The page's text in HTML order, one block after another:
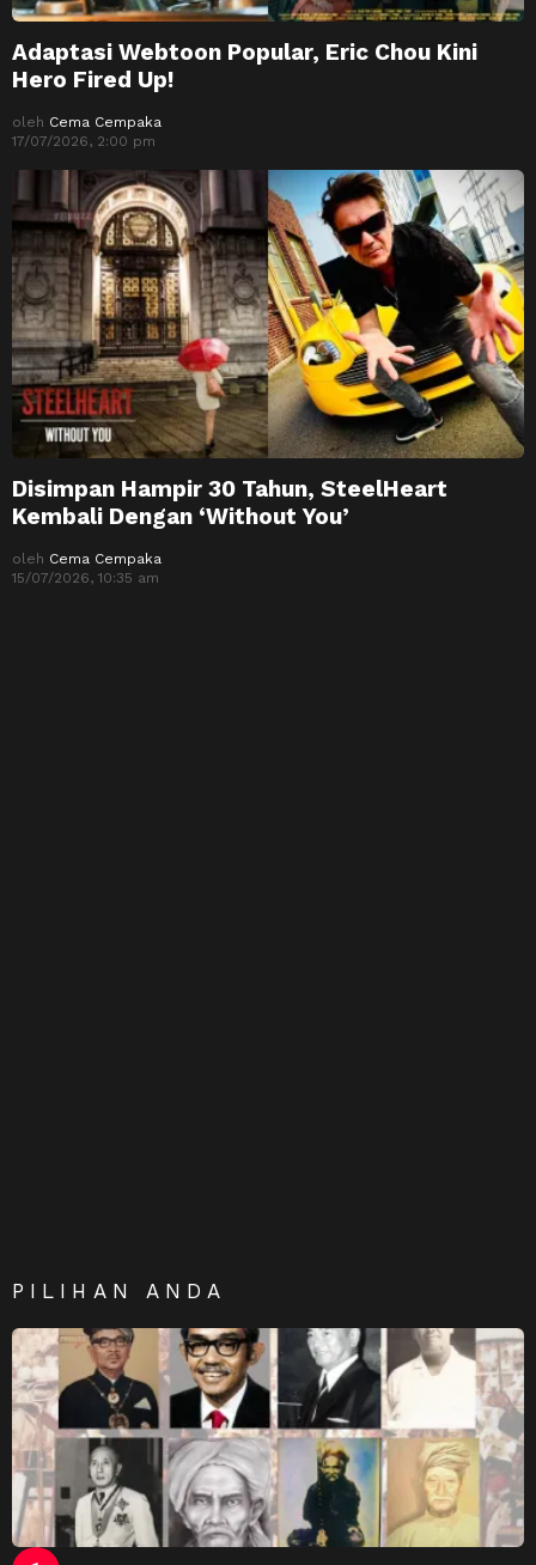
Adaptasi Webtoon Popular, Eric Chou Kini
Hero Fired Up!
oleh Cema Cempaka
17/07/2026, 2:00 pm
Disimpan Hampir 30 Tahun, SteelHeart
Kembali Dengan ‘Without You’
oleh Cema Cempaka
15/07/2026, 10:35 am
PILIHAN ANDA